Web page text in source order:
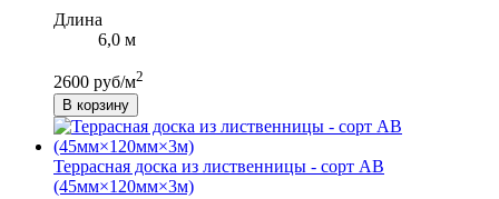
Длина
6,0 м
2600 руб/м2
В корзину
Террасная доска из лиственницы - сорт AB
(45мм×120мм×3м)